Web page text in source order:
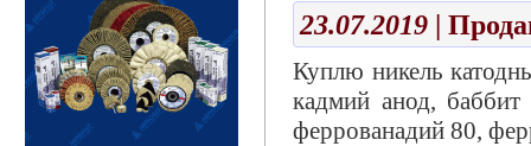
23.07.2019 |
Куплю никель
кадмий анод,
феррованадий 80,